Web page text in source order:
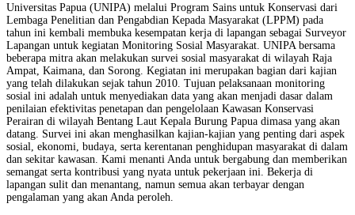
Universitas Papua (UNIPA) melalui Program Sains untuk Konservasi dari
Lembaga Penelitian dan Pengabdian Kepada Masyarakat (LPPM) pada
tahun ini kembali membuka kesempatan kerja di lapangan sebagai Surveyor
Lapangan untuk kegiatan Monitoring Sosial Masyarakat. UNIPA bersama
beberapa mitra akan melakukan survei sosial masyarakat di wilayah Raja
Ampat, Kaimana, dan Sorong. Kegiatan ini merupakan bagian dari kajian
yang telah dilakukan sejak tahun 2010. Tujuan pelaksanaan monitoring
sosial ini adalah untuk menyediakan data yang akan menjadi dasar dalam
penilaian efektivitas penetapan dan pengelolaan Kawasan Konservasi
Perairan di wilayah Bentang Laut Kepala Burung Papua dimasa yang akan
datang. Survei ini akan menghasilkan kajian-kajian yang penting dari aspek
sosial, ekonomi, budaya, serta kerentanan penghidupan masyarakat di dalam
dan sekitar kawasan. Kami menanti Anda untuk bergabung dan memberikan
semangat serta kontribusi yang nyata untuk pekerjaan ini. Bekerja di
lapangan sulit dan menantang, namun semua akan terbayar dengan
pengalaman yang akan Anda peroleh.